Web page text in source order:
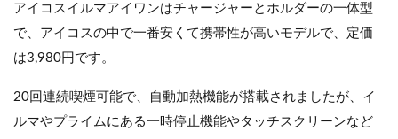
アイコスイルマアイワンはチャージャーとホルダーの一体型
で、アイコスの中で一番安くて携帯性が高いモデルで、定価
は3,980円です。
20回連続喫煙可能で、自動加熱機能が搭載されましたが、イ
ルマやプライムにある一時停止機能やタッチスクリーンなど